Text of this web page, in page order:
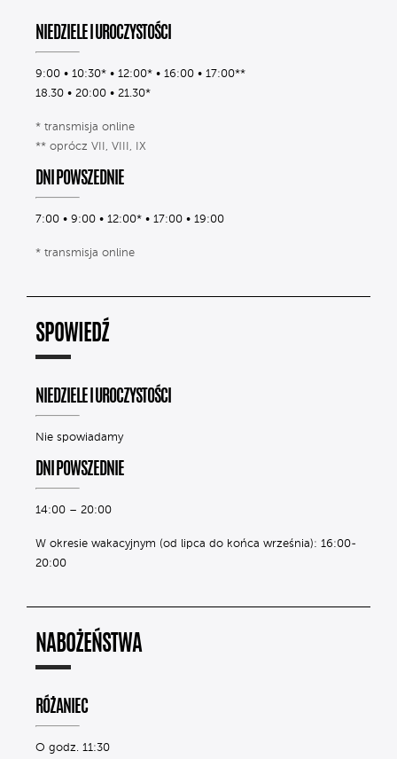
NIEDZIELE I UROCZYSTOŚCI
9:00 • 10:30* • 12:00* • 16:00 • 17:00**
18.30 • 20:00 • 21.30*
* transmisja online
** oprócz VII, VIII, IX
DNI POWSZEDNIE
7:00 • 9:00 • 12:00* • 17:00 • 19:00
* transmisja online
SPOWIEDŹ
NIEDZIELE I UROCZYSTOŚCI
Nie spowiadamy
DNI POWSZEDNIE
14:00 – 20:00
W okresie wakacyjnym (od lipca do końca września): 16:00-
20:00
NABOŻEŃSTWA
RÓŻANIEC
O godz. 11:30